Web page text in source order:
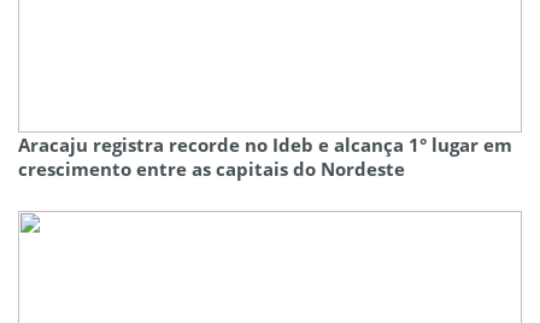
Aracaju registra recorde no Ideb e alcança 1° lugar em
crescimento entre as capitais do Nordeste